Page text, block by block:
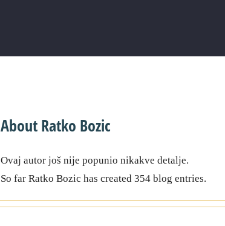
AboutRatko Bozic
Ovaj autor još nije popunio nikakve detalje.
So far Ratko Bozic has created 354 blog entries.